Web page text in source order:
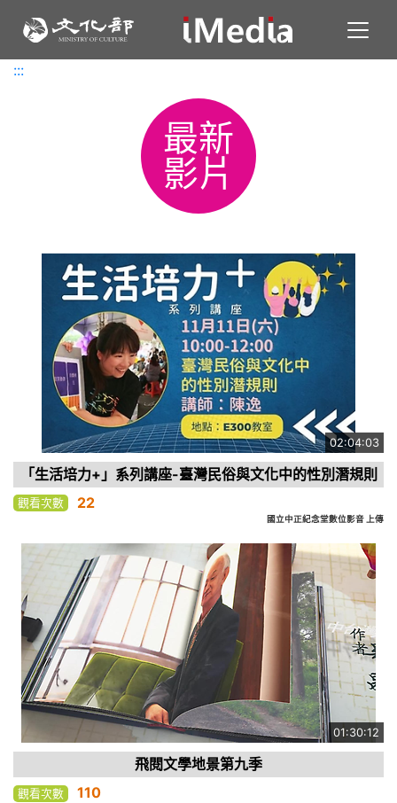
:::
:::
最新
影片
02:04:03
「生活培力+」系列講座-臺灣民俗與文化中的性別潛規則
觀看次數 22
國立中正紀念堂數位影音 上傳
01:30:12
飛閱文學地景第九季
觀看次數 110